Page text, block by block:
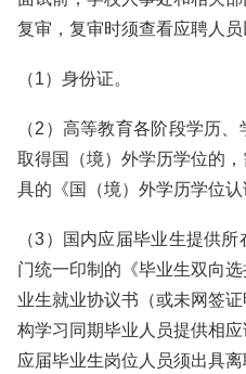
复审，复审时须查看应聘人员
（1）身份证。
（2）高等教育各阶段学历
取得国（境）外学历学位的
具的《国（境）外学历学位认
（3）国内应届毕业生提供
门统一印制的《毕业生双向
业生就业协议书（或未网签
构学习同期毕业人员提供相
应届毕业生岗位人员须出具